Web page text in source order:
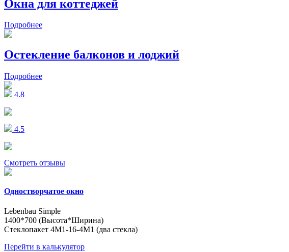
Окна для коттеджей
Подробнее
Остекление балконов и лоджий
Подробнее
4.8
4.5
Смотреть отзывы
Одностворчатое окно
Lebenbau Simple
1400*700 (Высота*Ширина)
Стеклопакет 4М1-16-4М1 (два стекла)
Перейти в калькулятор